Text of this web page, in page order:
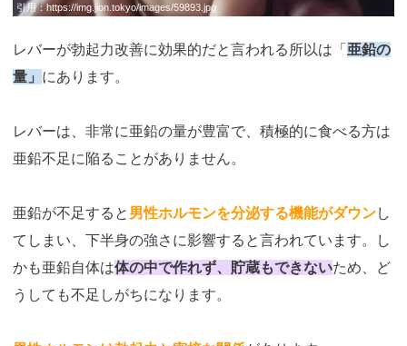
引用：https://img.jion.tokyo/images/59893.jpg
レバーが勃起力改善に効果的だと言われる所以は「 亜鉛の
量」 にあります。
レバーは、非常に亜鉛の量が豊富で、積極的に食べる方は
亜鉛不足に陥ることがありません。
亜鉛が不足すると 男性ホルモンを分泌する機能がダウンし
てしまい、下半身の強さに影響すると言われています。し
かも亜鉛自体は体の中で作れず、貯蔵もできないため、ど
うしても不足しがちになります。